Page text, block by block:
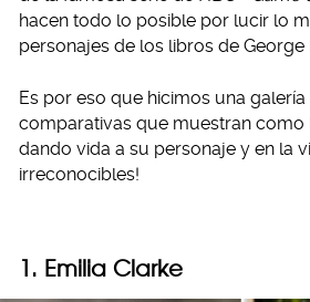
hacen todo lo posible por lucir lo
personajes de los libros de George
Es por eso que hicimos una
comparativas que muestran como
dando vida a su personaje y en la
irreconocibles!
1. Emilia Clarke